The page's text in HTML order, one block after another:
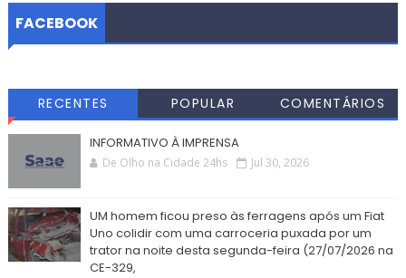
FACEBOOK
RECENTES POPULAR COMENTÁRIOS
INFORMATIVO À IMPRENSA
De Olho na Cidade 24hs Jul 30, 2026
UM homem ficou preso às ferragens após um Fiat
Uno colidir com uma carroceria puxada por um
trator na noite desta segunda-feira (27/07/2026 na
CE-329,